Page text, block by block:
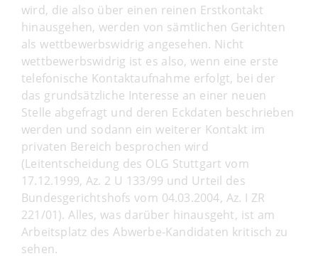
wird, die also über einen reinen Erstkontakt
hinausgehen, werden von sämtlichen Gerichten
als wettbewerbswidrig angesehen. Nicht
wettbewerbswidrig ist es also, wenn eine erste
telefonische Kontaktaufnahme erfolgt, bei der
das grundsätzliche Interesse an einer neuen
Stelle abgefragt und deren Eckdaten beschrieben
werden und sodann ein weiterer Kontakt im
privaten Bereich besprochen wird
(Leitentscheidung des OLG Stuttgart vom
17.12.1999, Az. 2 U 133/99 und Urteil des
Bundesgerichtshofs vom 04.03.2004, Az. I ZR
221/01). Alles, was darüber hinausgeht, ist am
Arbeitsplatz des Abwerbe-Kandidaten kritisch zu
sehen.